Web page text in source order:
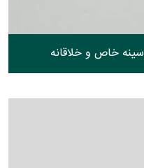
خاص و خلاقانه